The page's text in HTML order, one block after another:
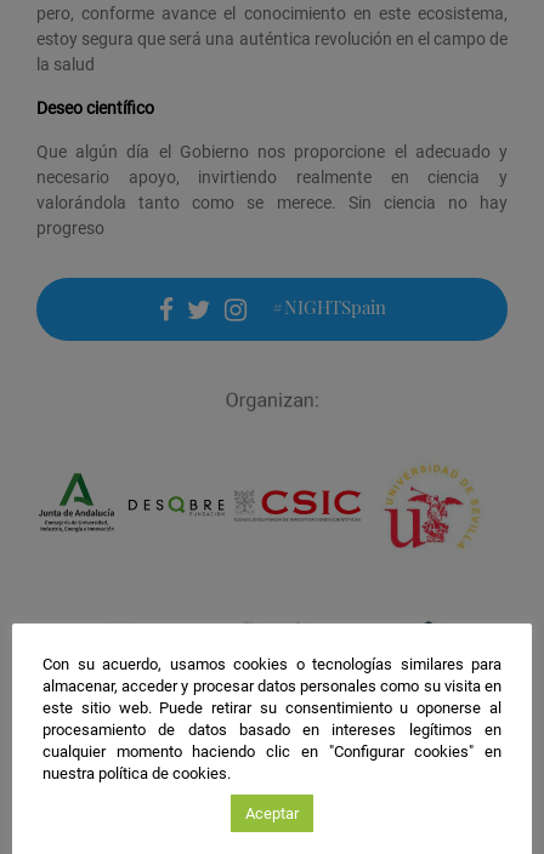
pero, conforme avance el conocimiento en este ecosistema,
estoy segura que será una auténtica revolución en el campo de
la salud
Deseo científico
Que algún día el Gobierno nos proporcione el adecuado y
necesario apoyo, invirtiendo realmente en ciencia y
valorándola tanto como se merece. Sin ciencia no hay
progreso
facebook
twitter
instagram
#NIGHTSpain
Con su acuerdo, usamos cookies o tecnologías similares para
almacenar, acceder y procesar datos personales como su visita en
este sitio web. Puede retirar su consentimiento u oponerse al
procesamiento de datos basado en intereses legítimos en
cualquier momento haciendo clic en "Configurar cookies" en
nuestra política de cookies.
Aceptar